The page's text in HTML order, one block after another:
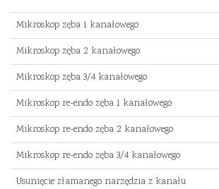
Mikroskop zęba 1 kanałowego
Mikroskop zęba 2 kanałowego
Mikroskop zęba 3/4 kanałowego
Mikroskop re-endo zęba 1 kanałowego
Mikroskop re-endo zęba 2 kanałowego
Mikroskop re-endo zęba 3/4 kanałowego
Usunięcie złamanego narzędzia z kanału